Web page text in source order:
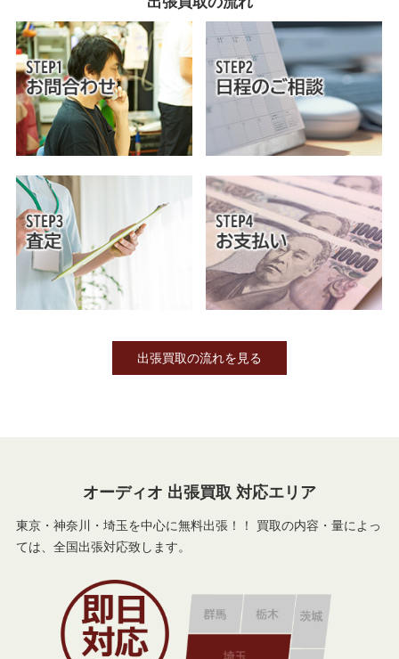
出張買取の流れを見る
オーディオ 出張買取 対応エリア
東京・神奈川・埼玉を中心に無料出張！！ 買取の内容・量によっ
ては、全国出張対応致します。